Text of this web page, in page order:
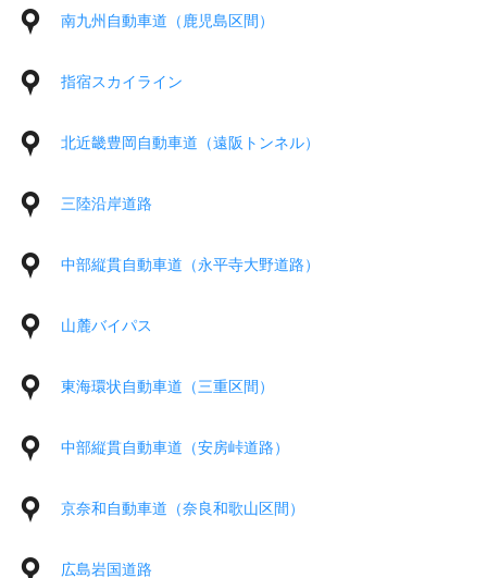
南九州自動車道（鹿児島区間）
指宿スカイライン
北近畿豊岡自動車道（遠阪トンネル）
三陸沿岸道路
中部縦貫自動車道（永平寺大野道路）
山麓バイパス
東海環状自動車道（三重区間）
中部縦貫自動車道（安房峠道路）
京奈和自動車道（奈良和歌山区間）
広島岩国道路